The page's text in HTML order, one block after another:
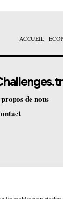
ACCUEIL
de nous